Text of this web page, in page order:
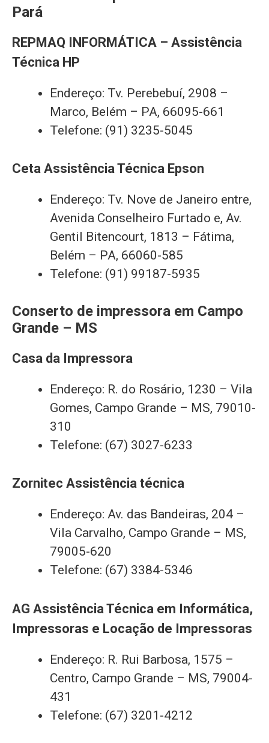
Pará
REPMAQ INFORMÁTICA – Assistência
Técnica HP
Endereço: Tv. Perebebuí, 2908 –
Marco, Belém – PA, 66095-661
Telefone: (91) 3235-5045
Ceta Assistência Técnica Epson
Endereço: Tv. Nove de Janeiro entre,
Avenida Conselheiro Furtado e, Av.
Gentil Bitencourt, 1813 – Fátima,
Belém – PA, 66060-585
Telefone: (91) 99187-5935
Conserto de impressora em Campo
Grande – MS
Casa da Impressora
Endereço: R. do Rosário, 1230 – Vila
Gomes, Campo Grande – MS, 79010-
310
Telefone: (67) 3027-6233
Zornitec Assistência técnica
Endereço: Av. das Bandeiras, 204 –
Vila Carvalho, Campo Grande – MS,
79005-620
Telefone: (67) 3384-5346
AG Assistência Técnica em Informática,
Impressoras e Locação de Impressoras
Endereço: R. Rui Barbosa, 1575 –
Centro, Campo Grande – MS, 79004-
431
Telefone: (67) 3201-4212